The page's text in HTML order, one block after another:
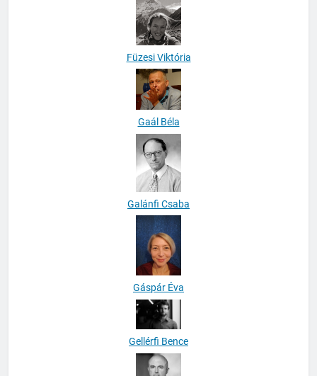
Füzesi Viktória
Gaál Béla
Galánfi Csaba
Gáspár Éva
Gellérfi Bence